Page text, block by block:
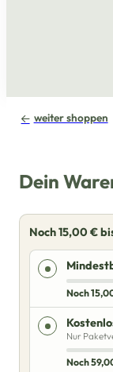
weiter shoppen
Dein
Noch15,00 €
Noch
Nur
Noch